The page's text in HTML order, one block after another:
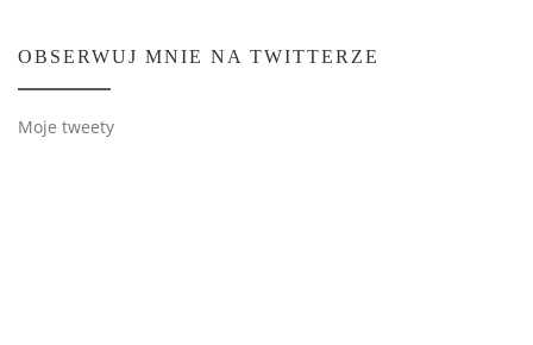
OBSERWUJ MNIE NA TWITTERZE
Moje tweety